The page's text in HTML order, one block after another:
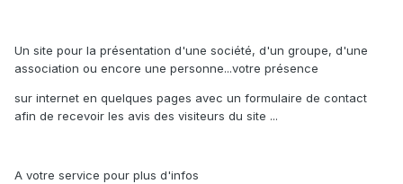
Un site pour la présentation d'une société, d'un groupe, d'une
association ou encore une personne...votre présence
sur internet en quelques pages avec un formulaire de contact
afin de recevoir les avis des visiteurs du site ...
A votre service pour plus d'infos